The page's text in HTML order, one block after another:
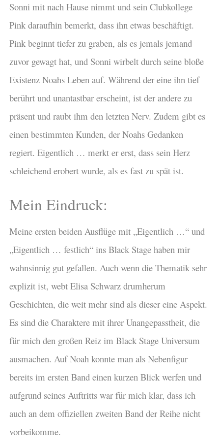
Sonni mit nach Hause nimmt und sein Clubkollege
Pink daraufhin bemerkt, dass ihn etwas beschäftigt.
Pink beginnt tiefer zu graben, als es jemals jemand
zuvor gewagt hat, und Sonni wirbelt durch seine bloße
Existenz Noahs Leben auf. Während der eine ihn tief
berührt und unantastbar erscheint, ist der andere zu
präsent und raubt ihm den letzten Nerv. Zudem gibt es
einen bestimmten Kunden, der Noahs Gedanken
regiert. Eigentlich … merkt er erst, dass sein Herz
schleichend erobert wurde, als es fast zu spät ist.
Mein Eindruck:
Meine ersten beiden Ausflüge mit „Eigentlich …“ und
„Eigentlich … festlich“ ins Black Stage haben mir
wahnsinnig gut gefallen. Auch wenn die Thematik sehr
explizit ist, webt Elisa Schwarz drumherum
Geschichten, die weit mehr sind als dieser eine Aspekt.
Es sind die Charaktere mit ihrer Unangepasstheit, die
für mich den großen Reiz im Black Stage Universum
ausmachen. Auf Noah konnte man als Nebenfigur
bereits im ersten Band einen kurzen Blick werfen und
aufgrund seines Auftritts war für mich klar, dass ich
auch an dem offiziellen zweiten Band der Reihe nicht
vorbeikomme.